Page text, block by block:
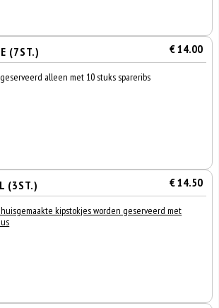
(7ST.) € 14.00
alleen met 10 stuks spareribs
(3ST.) € 14.50
huisgemaakte kipstokjes worden geserveerd met